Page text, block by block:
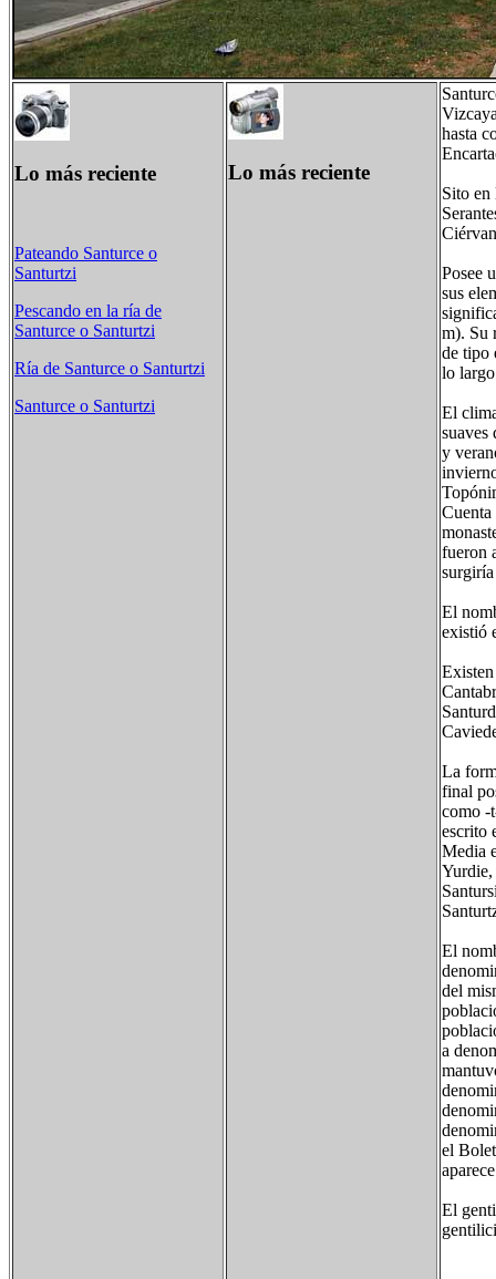
Lo más reciente
Pateando Santurce o
Santurtzi
Pescando en la ría de
Santurce o Santurtzi
Ría de Santurce o Santurtzi
Santurce o Santurtzi
Lo más reciente
hasta
Sito en
Posee
sus
m). Su
de tipo
lo
El
suaves
y
Cuenta
fueron
El
existió
La
final
como -
escrito
Media
Yurdie,
El
del
a
el
El